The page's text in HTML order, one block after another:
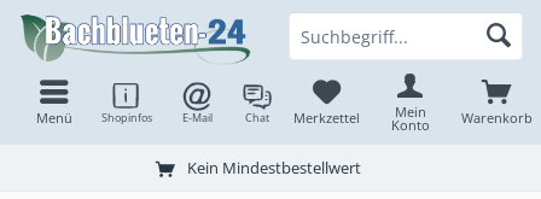
Kein Mindestbestellwert
Warenkorb
Shopinfos E-Mail Chat Merkzettel Mein
Konto
Menü